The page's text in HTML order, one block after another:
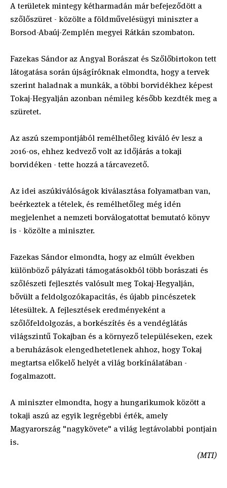
A területek mintegy kétharmadán már befejeződött a
szőlőszüret - közölte a földművelésügyi miniszter a
Borsod-Abaúj-Zemplén megyei Rátkán szombaton.
Fazekas Sándor az Angyal Borászat és Szőlőbirtokon tett
látogatása során újságíróknak elmondta, hogy a tervek
szerint haladnak a munkák, a többi borvidékhez képest
Tokaj-Hegyalján azonban némileg később kezdték meg a
szüretet.
Az aszú szempontjából remélhetőleg kiváló év lesz a
2016-os, ehhez kedvező volt az időjárás a tokaji
borvidéken - tette hozzá a tárcavezető.
Az idei aszúkiválóságok kiválasztása folyamatban van,
beérkeztek a tételek, és remélhetőleg még idén
megjelenhet a nemzeti borválogatottat bemutató könyv
is - közölte a miniszter.
Fazekas Sándor elmondta, hogy az elmúlt években
különböző pályázati támogatásokból több borászati és
szőlészeti fejlesztés valósult meg Tokaj-Hegyalján,
bővült a feldolgozókapacitás, és újabb pincészetek
létesültek. A fejlesztések eredményeként a
szőlőfeldolgozás, a borkészítés és a vendéglátás
világszintű Tokajban és a környező településeken, ezek
a beruházások elengedhetetlenek ahhoz, hogy Tokaj
megtartsa előkelő helyét a világ borkínálatában -
fogalmazott.
A miniszter elmondta, hogy a hungarikumok között a
tokaji aszú az egyik legrégebbi érték, amely
Magyarország "nagykövete" a világ legtávolabbi pontjain
is.
(MTI)